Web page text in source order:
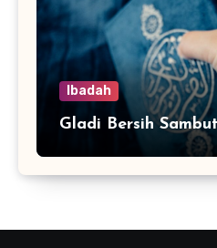
Ibadah
Gladi Bersih